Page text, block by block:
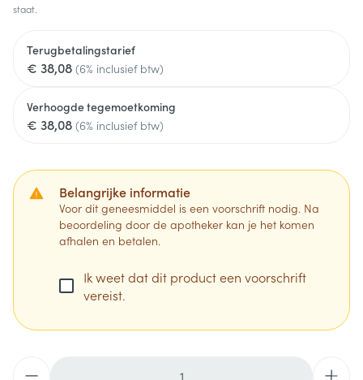
staat.
Terugbetalingstarief
€ 38,08 (6% inclusief btw)
Verhoogde tegemoetkoming
€ 38,08 (6% inclusief btw)
Belangrijke informatie
Voor dit geneesmiddel is een voorschrift nodig. Na
beoordeling door de apotheker kan je het komen
afhalen en betalen.
Ik weet dat dit product een voorschrift
vereist.